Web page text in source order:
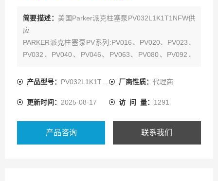
简要描述：美国Parker派克柱塞泵PV032L1K1T1NFW供
应
PARKER派克柱塞泵PV系列:PV016、PV020、PV023、
PV032、PV040、PV046、PV063、PV080、PV092、
产品型号： PV032L1K1T1NFWS 厂商性质： 代理商
更新时间： 2025-08-17 访 问 量： 1291
产品咨询 联系我们